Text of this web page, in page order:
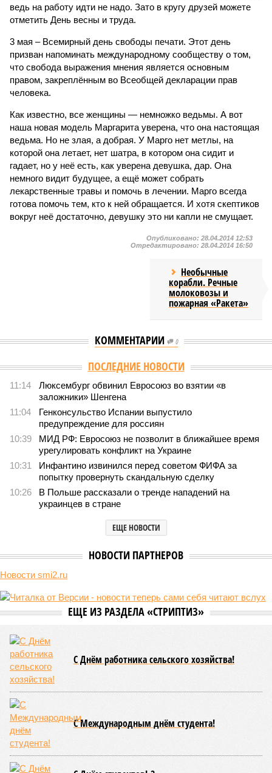
ведь на работу идти не надо. Зато в кругу друзей можете
отметить День весны и труда.
3 мая – Всемирный день свободы печати. Этот день
призван напоминать международному сообществу о том,
что свобода выражения мнения является основным
правом, закреплённым во Всеобщей декларации прав
человека.
Как известно, все женщины — немножко ведьмы. А вот
наша новая модель Маргарита уверена, что она настоящая
ведьма. Но не злая, а добрая. У Марго нет метлы, на
которой она летает, нет шатра, в котором она сидит и
гадает, но у неё есть, как уверена девушка, дар. Она
немного видит будущее, а ещё может собрать
лекарственные травы и помочь в лечении. Марго всегда
готова помочь тем, кто к ней обращается. И хотя скептиков
вокруг неё достаточно, девушку это ни капли не смущает.
Опубликовано: 28.04.2014 12:53
Отредактировано: 28.04.2014 16:50
Необычные
корабли. Речные
молоковозы и
пожарная «Ракета»
КОММЕНТАРИИ 0
ПОСЛЕДНИЕ НОВОСТИ
11:14
Люксембург обвинил Евросоюз во взятии «в
заложники» Шенгена
11:04
Генконсульство Испании выпустило
предупреждение для россиян
10:39
МИД РФ: Евросоюз не позволит в ближайшее время
урегулировать конфликт на Украине
10:31
Инфантино извинился перед советом ФИФА за
попытку провернуть скандальную сделку
10:26
В Польше рассказали о тренде нападений на
украинцев в стране
ЕЩЕ НОВОСТИ
НОВОСТИ ПАРТНЕРОВ
Новости smi2.ru
ЕЩЕ ИЗ РАЗДЕЛА «СТРИПТИЗ»
С Днём работника сельского хозяйства!
С Международным днём студента!